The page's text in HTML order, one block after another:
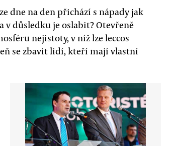
dne na den přichází s nápady jak
důsledku je oslabit? Otevřeně
nejistoty, v níž lze leccos
se zbavit lidí, kteří mají vlastní